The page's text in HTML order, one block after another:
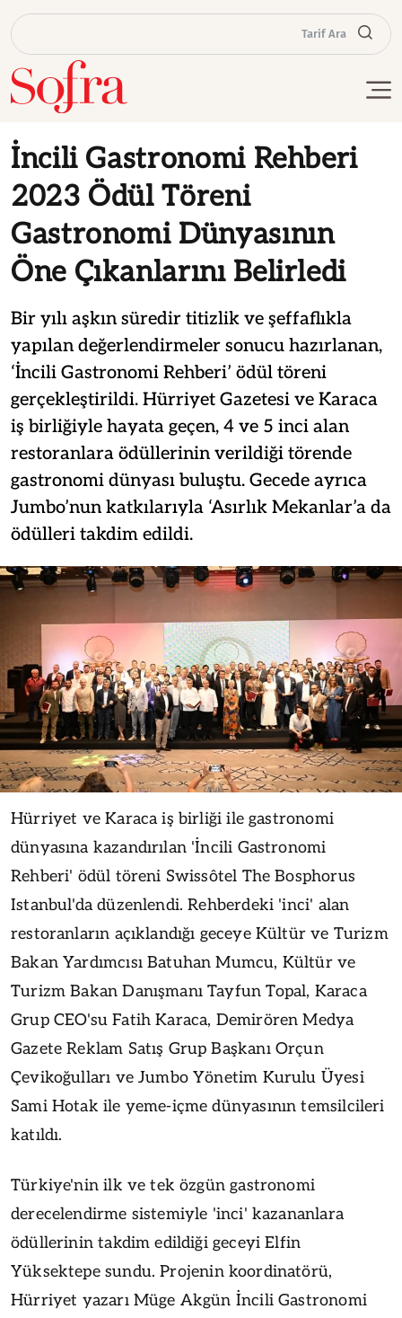
Tarif Ara
İncili Gastronomi Rehberi
2023 Ödül Töreni
Gastronomi Dünyasının
Öne Çıkanlarını Belirledi
Bir yılı aşkın süredir titizlik ve şeffaflıkla
yapılan değerlendirmeler sonucu hazırlanan,
‘İncili Gastronomi Rehberi’ ödül töreni
gerçekleştirildi. Hürriyet Gazetesi ve Karaca
iş birliğiyle hayata geçen, 4 ve 5 inci alan
restoranlara ödüllerinin verildiği törende
gastronomi dünyası buluştu. Gecede ayrıca
Jumbo’nun katkılarıyla ‘Asırlık Mekanlar’a da
ödülleri takdim edildi.
Hürriyet ve Karaca iş birliği ile gastronomi
dünyasına kazandırılan 'İncili Gastronomi
Rehberi' ödül töreni Swissôtel The Bosphorus
Istanbul'da düzenlendi. Rehberdeki 'inci' alan
restoranların açıklandığı geceye Kültür ve Turizm
Bakan Yardımcısı Batuhan Mumcu, Kültür ve
Turizm Bakan Danışmanı Tayfun Topal, Karaca
Grup CEO'su Fatih Karaca, Demirören Medya
Gazete Reklam Satış Grup Başkanı Orçun
Çevikoğulları ve Jumbo Yönetim Kurulu Üyesi
Sami Hotak ile yeme-içme dünyasının temsilcileri
katıldı.
Türkiye'nin ilk ve tek özgün gastronomi
derecelendirme sistemiyle 'inci' kazananlara
ödüllerinin takdim edildiği geceyi Elfin
Yüksektepe sundu.Projenin koordinatörü,
Hürriyet yazarı Müge Akgün İncili Gastronomi